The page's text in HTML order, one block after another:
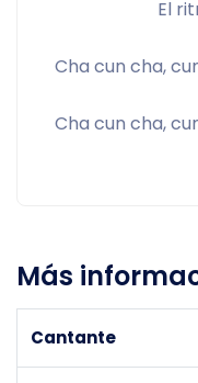
El
Cha cun cha,
Cha cun cha,
Más
Cantante